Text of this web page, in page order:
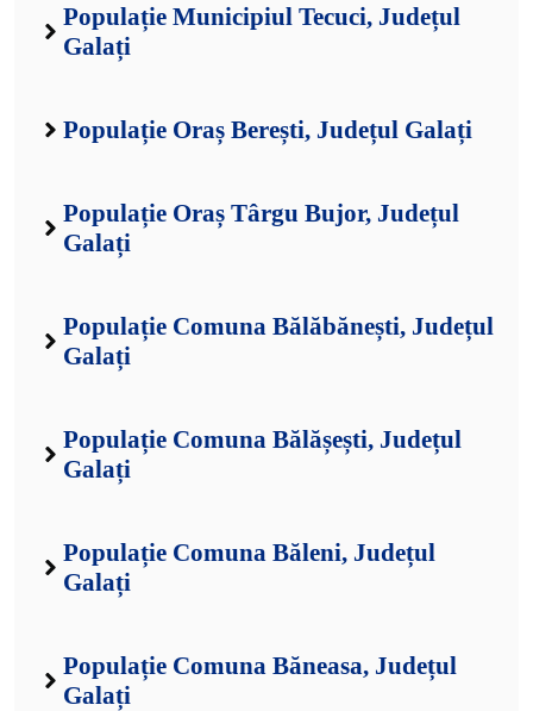
Populație Municipiul Tecuci, Județul
Galați
Populație Oraș Berești, Județul Galați
Populație Oraș Târgu Bujor, Județul
Galați
Populație Comuna Bălăbănești, Județul
Galați
Populație Comuna Bălășești, Județul
Galați
Populație Comuna Băleni, Județul
Galați
Populație Comuna Băneasa, Județul
Galați